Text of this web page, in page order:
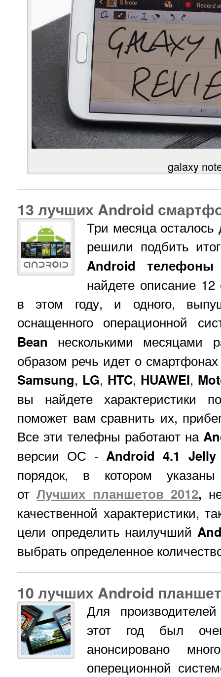
galaxy
13 лучших Android
Три месяца осталось
решили подбить
Android телефоны
найдете описание
в этом году, и одного,
оснащенного операционной
Bean несколькими месяцами
образом речь идет о смартфонах
Samsung, LG, HTC, HUAWEI,
вы найдете характеристики
поможет вам сравнить их,
Все эти телефны работают на
версии ОС - Android 4.1 Jelly
порядок, в котором
отЛучших планшетов 2012,
качественной характеристики,
цели определить наилучший
выбрать определенное
10 лучших Android
Для
этот год был
анонсировано
опереционной